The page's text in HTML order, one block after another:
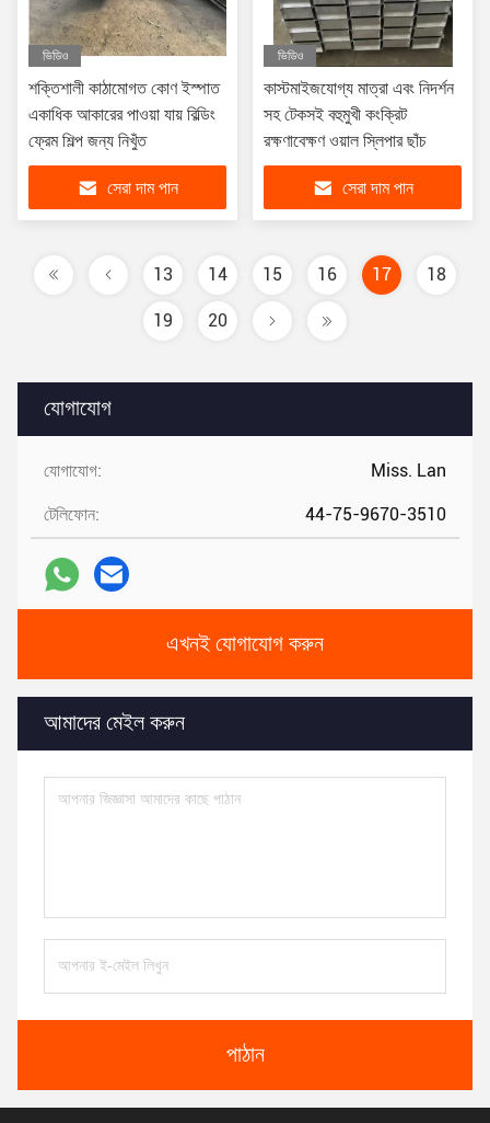
যোগাযোগ
যোগাযোগ: Miss. Lan
টেলিফোন: 44-75-9670-3510
এখনই যোগাযোগ করুন
আমাদের মেইল করুন
পাঠান
ভিডিও
শক্তিশালী কাঠামোগত কোণ ইস্পাত
একাধিক আকারের পাওয়া যায় বিল্ডিং
ফ্রেম শিল্প জন্য নিখুঁত
সেরা দাম পান
ভিডিও
কাস্টমাইজযোগ্য মাত্রা এবং নিদর্শন
সহ টেকসই বহুমুখী কংক্রিট
রক্ষণাবেক্ষণ ওয়াল স্লিপার ছাঁচ
সেরা দাম পান
13 14 15 16 17 18
19 20